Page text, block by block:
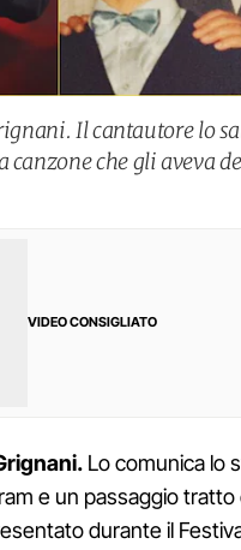
Il cantautore lo
che gli aveva
VIDEO CONSIGLIATO
Lo comunica lo
e un passaggio tratto
durante il